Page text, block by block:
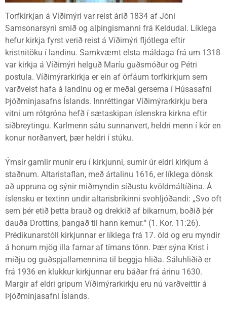
Torfkirkjan á Víðimýri var reist árið 1834 af Jóni
Samsonarsyni smið og alþingismanni frá Keldudal. Líklega
hefur kirkja fyrst verið reist á Víðimýri fljótlega eftir
kristnitöku í landinu. Samkvæmt elsta máldaga frá um 1318
var kirkja á Víðimýri helguð Maríu guðsmóður og Pétri
postula. Víðimýrarkirkja er ein af örfáum torfkirkjum sem
varðveist hafa á landinu og er meðal gersema í Húsasafni
Þjóðminjasafns Íslands. Innréttingar Víðimýrarkirkju bera
vitni um rótgróna hefð í sætaskipan íslenskra kirkna eftir
siðbreytingu. Karlmenn sátu sunnanvert, heldri menn í kór en
konur norðanvert, þær heldri í stúku.
Ýmsir gamlir munir eru í kirkjunni, sumir úr eldri kirkjum á
staðnum. Altaristaflan, með ártalinu 1616, er líklega dönsk
að uppruna og sýnir miðmyndin síðustu kvöldmáltíðina. Á
íslensku er textinn undir altarisbríkinni svohljóðandi: „Svo oft
sem þér etið þetta brauð og drekkið af bikarnum, boðið þér
dauða Drottins, þangað til hann kemur.“ (1. Kor. 11:26).
Prédikunarstóll kirkjunnar er líklega frá 17. öld og eru myndir
á honum mjög illa farnar af tímans tönn. Þær sýna Krist í
miðju og guðspjallamennina til beggja hliða. Sáluhliðið er
frá 1936 en klukkur kirkjunnar eru báðar frá árinu 1630.
Margir af eldri gripum Víðimýrarkirkju eru nú varðveittir á
Þjóðminjasafni Íslands.